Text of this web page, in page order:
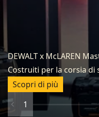
DEWALT x McLAREN
Costruiti per la corsia di
Scopri di più
1